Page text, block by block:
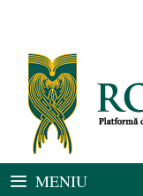
conținut
MENIU